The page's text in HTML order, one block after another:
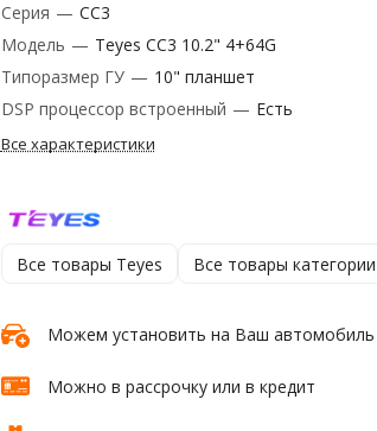
Серия — CC3
Модель — Teyes CC3 10.2" 4+64G
Типоразмер ГУ — 10" планшет
DSP процессор встроенный — Есть
Все характеристики
Все товары Teyes Все товары категории
Можем установить на Ваш автомобиль
Можно в рассрочку или в кредит